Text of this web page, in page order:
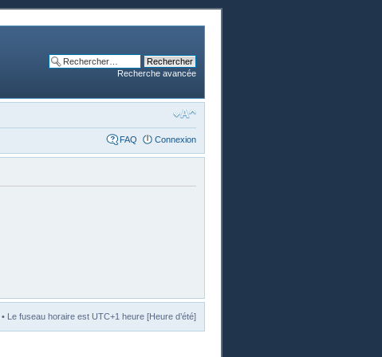
Recherche avancée
FAQ Connexion
• Le fuseau horaire est UTC+1 heure [Heure d’été]